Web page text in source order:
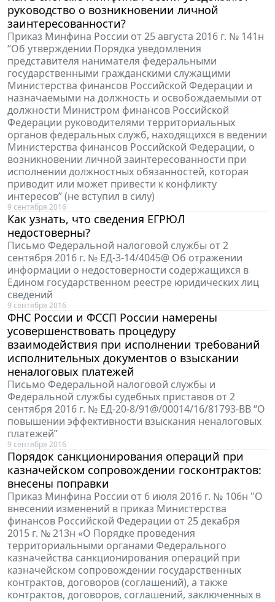
руководство о возникновении личной
заинтересованности?
Приказ Минфина России от 25 августа 2016 г. № 141н
“Об утверждении Порядка уведомления
представителя нанимателя федеральными
государственными гражданскими служащими
Министерства финансов Российской Федерации и
назначаемыми на должность и освобождаемыми от
должности Министром финансов Российской
Федерации руководителями территориальных
органов федеральных служб, находящихся в ведении
Министерства финансов Российской Федерации, о
возникновении личной заинтересованности при
исполнении должностных обязанностей, которая
приводит или может привести к конфликту
интересов” (не вступил в силу)
9 сентября 2016
Как узнать, что сведения ЕГРЮЛ
недостоверны?
Письмо Федеральной налоговой службы от 2
сентября 2016 г. № ЕД-3-14/4045@ Об отражении
информации о недостоверности содержащихся в
Едином государственном реестре юридических лиц
сведений
9 сентября 2016
ФНС России и ФССП России намерены
усовершенствовать процедуру
взаимодействия при исполнении требований
исполнительных документов о взыскании
неналоговых платежей
Письмо Федеральной налоговой службы и
Федеральной службы судебных приставов от 2
сентября 2016 г. № ЕД-20-8/91@/00014/16/81793-ВВ “О
повышении эффективности взыскания неналоговых
платежей”
9 сентября 2016
Порядок санкционирования операций при
казначейском сопровождении госконтрактов:
внесены поправки
Приказ Минфина России от 6 июля 2016 г. № 106н "О
внесении изменений в приказ Министерства
финансов Российской Федерации от 25 декабря
2015 г. № 213н «О Порядке проведения
территориальными органами Федерального
казначейства санкционирования операций при
казначейском сопровождении государственных
контрактов, договоров (соглашений), а также
контрактов, договоров, соглашений, заключенных в